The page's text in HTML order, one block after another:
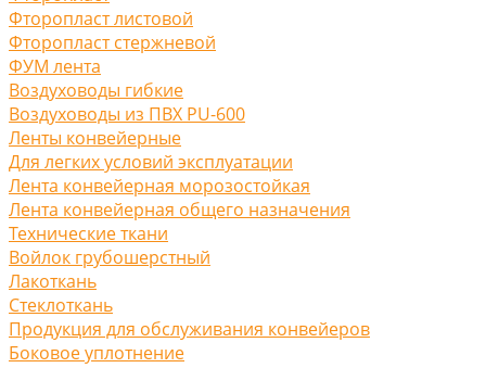
Фторопласт листовой
Фторопласт стержневой
ФУМ лента
Воздуховоды гибкие
Воздуховоды из ПВХ PU-600
Ленты конвейерные
Для легких условий эксплуатации
Лента конвейерная морозостойкая
Лента конвейерная общего назначения
Технические ткани
Войлок грубошерстный
Лакоткань
Стеклоткань
Продукция для обслуживания конвейеров
Боковое уплотнение